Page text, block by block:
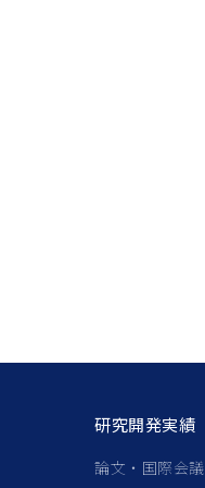
研究開発実績
論文・国際会議